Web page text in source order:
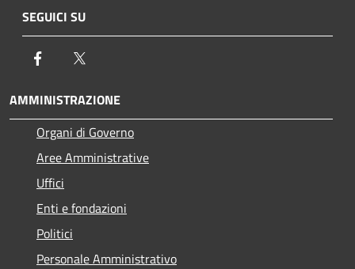
SEGUICI SU
Facebook
AMMINISTRAZIONE
Organi di Governo
Aree Amministrative
Uffici
Enti e fondazioni
Politici
Personale Amministrativo